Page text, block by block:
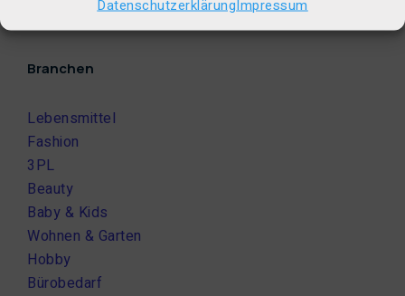
DatenschutzerklärungImpressum
ROI-Rechner
Branchen
Lebensmittel
Fashion
3PL
Beauty
Baby & Kids
Wohnen & Garten
Hobby
Bürobedarf